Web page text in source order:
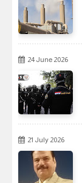
24 June 2026
21 July 2026